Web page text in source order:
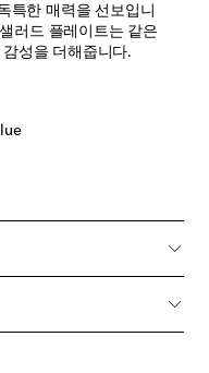
특한 매력을 선보입니
러드 플레이트는 같은
성을 더해줍니다.